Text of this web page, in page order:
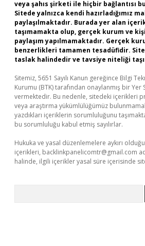
veya şahıs şirketi ile hiçbir bağlantısı
Sitede yalnızca kendi hazırladığımız
paylaşılmaktadır. Burada yer alan
taşımamakta olup, gerçek kurum ve
paylaşım yapılmamaktadır. Gerçek
benzerlikleri tamamen tesadüfidir.
taslak halindedir ve tavsiye niteliği
Sitemiz, 5651 Sayılı Kanun gereğince Bilgi
Kurumu (BTK) tarafından onaylanmış bir Yer
vermektedir. Bu nedenle, sitedeki içerikleri
veya araştırma yükümlülüğümüz
yazdıkları içeriklerin sorumluluğunu
bu sorumluluğu kabul etmiş sayılırlar.
Hukuka ve yasal düzenlemelere aykırı
içerikleri, backlinkpanelicomtr@gmail.com
halinde, ilgili içerikler yasal süre içerisinde